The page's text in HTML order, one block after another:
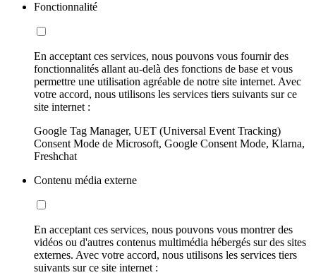
Fonctionnalité
En acceptant ces services, nous pouvons vous fournir des
fonctionnalités allant au-delà des fonctions de base et vous
permettre une utilisation agréable de notre site internet. Avec
votre accord, nous utilisons les services tiers suivants sur ce
site internet :
Google Tag Manager, UET (Universal Event Tracking)
Consent Mode de Microsoft, Google Consent Mode, Klarna,
Freshchat
Contenu média externe
En acceptant ces services, nous pouvons vous montrer des
vidéos ou d'autres contenus multimédia hébergés sur des sites
externes. Avec votre accord, nous utilisons les services tiers
suivants sur ce site internet :